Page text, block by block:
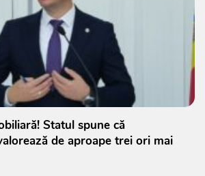
Statul spune că
de aproape trei ori mai